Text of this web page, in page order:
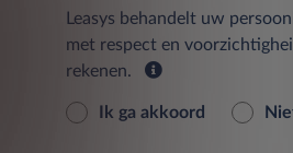
door u gevraagde contact- en
informatieactiviteiten uit te
De verstrekte gegevens
Dienst te verlenen.
Leasys behandelt uw
met respect en
rekenen.
Ik ga akkoord